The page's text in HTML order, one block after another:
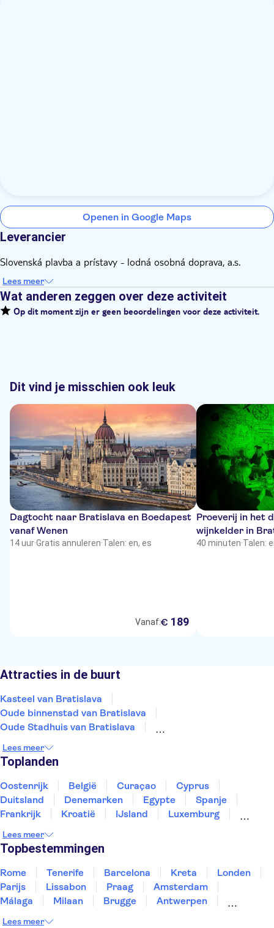
Openen in Google Maps
Leverancier
Slovenská plavba a prístavy - lodná osobná doprava, a.s.
Lees meer
Wat anderen zeggen over deze activiteit
Op dit moment zijn er geen beoordelingen voor deze activiteit.
Dit vind je misschien ook leuk
Dagtocht naar Bratislava en Boedapest
vanaf Wenen
14 uur·Gratis annuleren·Talen: en, es
Vanaf:€ 189
Proeverij in het
wijnkelder in
40 minuten·Talen:
Attracties in de buurt
Kasteel van Bratislava
Oude binnenstad van Bratislava
Oude Stadhuis van Bratislava
Slavin
Multium Gallery
UFO observatiedek
Lees meer
Toplanden
Oostenrijk België Curaçao
Cyprus
Duitsland
Denemarken Egypte
Spanje
Frankrijk
Kroatië IJsland
Luxemburg
Slovenië
Thailand
Lees meer
Topbestemmingen
Rome Tenerife Barcelona Kreta
Londen
Parijs
Lissabon Praag
Amsterdam
Málaga
Milaan Brugge
Antwerpen
Lees meer